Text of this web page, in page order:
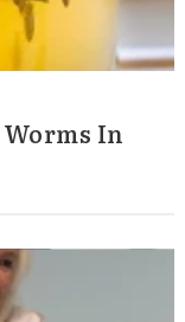
In